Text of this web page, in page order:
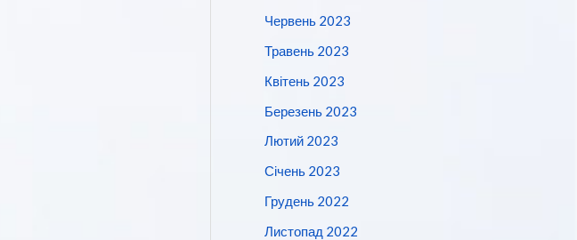
Червень 2023
Травень 2023
Квітень 2023
Березень 2023
Лютий 2023
Січень 2023
Грудень 2022
Листопад 2022